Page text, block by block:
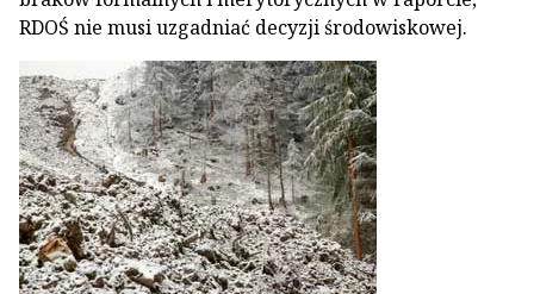
RDOŚ nie musi uzgadniać decyzji środowiskowej.